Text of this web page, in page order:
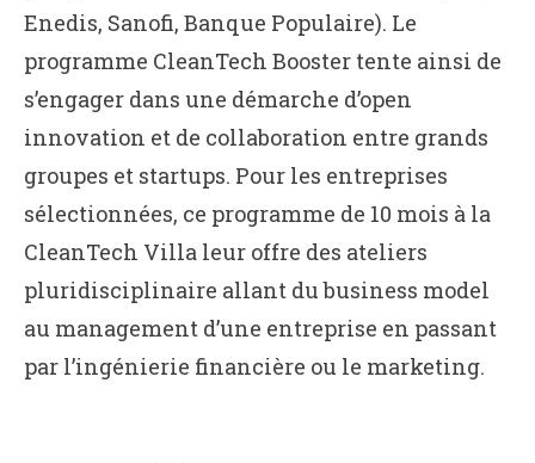
Enedis, Sanofi, Banque Populaire). Le
programme CleanTech Booster tente ainsi de
s’engager dans une démarche d’open
innovation et de collaboration entre grands
groupes et startups. Pour les entreprises
sélectionnées, ce programme de 10 mois à la
CleanTech Villa leur offre des ateliers
pluridisciplinaire allant du business model
au management d’une entreprise en passant
par l’ingénierie financière ou le marketing.